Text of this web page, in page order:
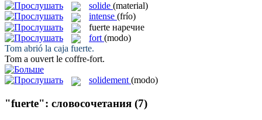
solide (material)
intense (frío)
fuerte наречие
fort (modo)
Tom abrió la caja fuerte.
Tom a ouvert le coffre-fort.
solidement (modo)
"fuerte": словосочетания (7)